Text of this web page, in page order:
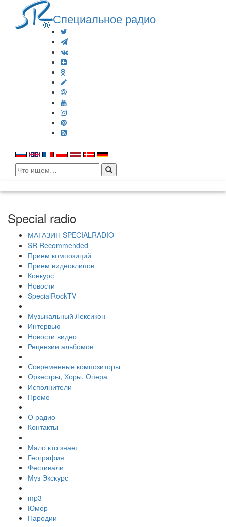
Специальное радио
Search
for:
Special radio
МАГАЗИН SPECIALRADIO
SR Recommended
Прием композиций
Прием видеоклипов
Конкурс
Новости
SpecialRockTV
Музыкальный Лексикон
Интервью
Новости видео
Рецензии альбомов
Современные композиторы
Оркестры, Хоры, Опера
Исполнители
Промо
О радио
Контакты
Мало кто знает
География
Фестивали
Муз Экскурс
mp3
Юмор
Пародии